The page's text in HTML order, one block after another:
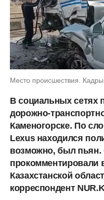
Место происшествия.
В социальных сетях
дорожно-
Каменогорске. По
Lexus находился
возможно, был пьян.
прокомментировали
Казахстанской
корреспондент